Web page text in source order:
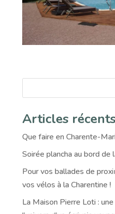
Articles
Que faire en Charente-
Soirée plancha au bord de
Pour vos ballades de
vos vélos à la Charentine !
La Maison Pierre Loti :